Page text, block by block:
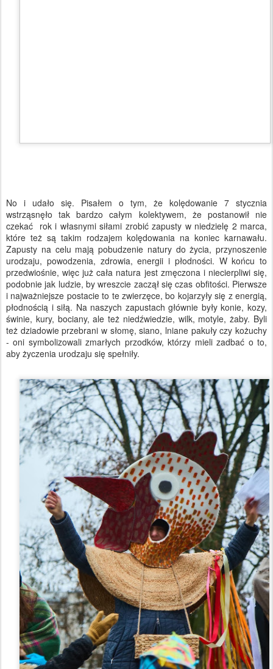
No i udało się. Pisałem o tym, że kolędowanie 7 stycznia
wstrząsnęło tak bardzo całym kolektywem, że postanowił nie
czekać rok i własnymi siłami zrobić zapusty w niedzielę 2 marca,
które też są takim rodzajem kolędowania na koniec karnawału.
Zapusty na celu mają pobudzenie natury do życia, przynoszenie
urodzaju, powodzenia, zdrowia, energii i płodności. W końcu to
przedwiośnie, więc już cała natura jest zmęczona i niecierpliwi się,
podobnie jak ludzie, by wreszcie zaczął się czas obfitości. Pierwsze
i najważniejsze postacie to te zwierzęce, bo kojarzyły się z energią,
płodnością i siłą. Na naszych zapustach głównie były konie, kozy,
świnie, kury, bociany, ale też niedźwiedzie, wilk, motyle, żaby. Byli
też dziadowie przebrani w słomę, siano, lniane pakuły czy kożuchy
- oni symbolizowali zmarłych przodków, którzy mieli zadbać o to,
aby życzenia urodzaju się spełniły.